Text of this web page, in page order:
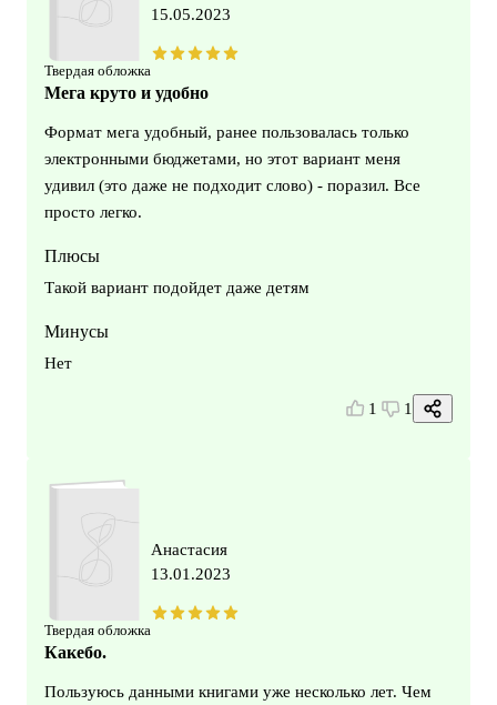
Твердая обложка
15.05.2023
Мега круто и удобно
Формат мега удобный, ранее пользовалась только
электронными бюджетами, но этот вариант меня
удивил (это даже не подходит слово) - поразил. Все
просто легко.
Плюсы
Такой вариант подойдет даже детям
Минусы
Нет
1 1
Твердая обложка
Анастасия
13.01.2023
Какебо.
Пользуюсь данными книгами уже несколько лет. Чем